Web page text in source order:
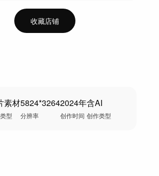
收藏店铺
素材
型
5824*3264
分辨率
2024年
创作时间
含AI
创作类型